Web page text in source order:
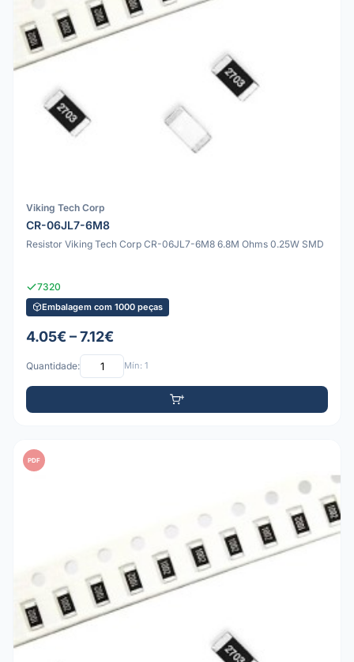
Viking Tech Corp
CR-06JL7-6M8
Resistor Viking Tech Corp CR-06JL7-6M8 6.8M Ohms 0.25W SMD
7320
Embalagem com 1000 peças
4.05€ – 7.12€
Quantidade: Mín: 1
PDF